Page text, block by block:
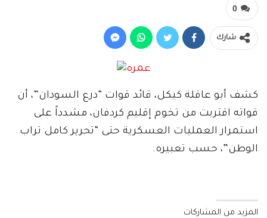
0
شارك
كشف أبو عاقلة كيكل، قائد قوات “درع السودان”، أن
قواته اقتربت من تخوم إقليم كردفان، مشدداً على
استمرار العمليات العسكرية حتى “تحرير كامل تراب
الوطن”، حسب تعبيره.
المزيد من المشاركات